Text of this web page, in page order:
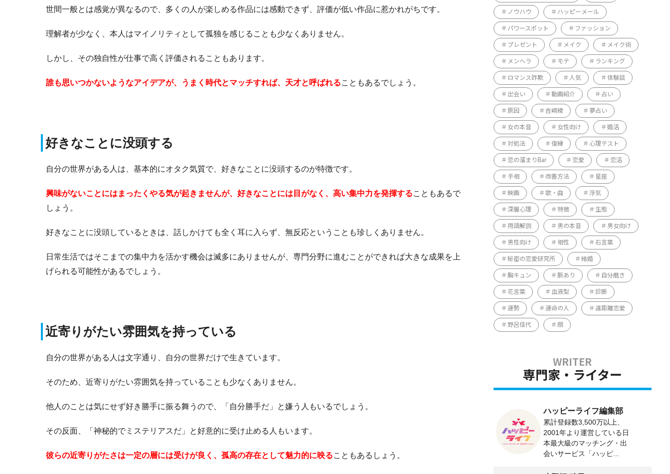
世間一般とは感覚が異なるので、多くの人が楽しめる作品には感動できず、評価が低い作品に惹かれがちです。
理解者が少なく、本人はマイノリティとして孤独を感じることも少なくありません。
しかし、その独自性が仕事で高く評価されることもあります。
誰も思いつかないようなアイデアが、うまく時代とマッチすれば、天才と呼ばれることもあるでしょう。
好きなことに没頭する
自分の世界がある人は、基本的にオタク気質で、好きなことに没頭するのが特徴です。
興味がないことにはまったくやる気が起きませんが、好きなことには目がなく、高い集中力を発揮することもあるで
しょう。
好きなことに没頭しているときは、話しかけても全く耳に入らず、無反応ということも珍しくありません。
日常生活ではそこまでの集中力を活かす機会は滅多にありませんが、専門分野に進むことができれば大きな成果を上
げられる可能性があるでしょう。
近寄りがたい雰囲気を持っている
自分の世界がある人は文字通り、自分の世界だけで生きています。
そのため、近寄りがたい雰囲気を持っていることも少なくありません。
他人のことは気にせず好き勝手に振る舞うので、「自分勝手だ」と嫌う人もいるでしょう。
その反面、「神秘的でミステリアスだ」と好意的に受け止める人もいます。
彼らの近寄りがたさは一定の層には受けが良く、孤高の存在として魅力的に映ることもあるしょう。
ノウハウ ハッピーメール
パワースポット ファッション
プレゼント メイク メイク術
メンヘラ モテ ランキング
ロマンス詐欺 人気 体験談
出会い 動画紹介 占い
原因 吉崎綾 夢占い
女の本音 女性向け 婚活
対処法 復縁 心理テスト
恋の溜まりBar 恋愛 恋活
手相 改善方法 星座
映画 歌・曲 浮気
深層心理 特徴 生態
用語解説 男の本音 男女向け
男性向け 相性 石言葉
秘密の恋愛研究所 結婚
胸キュン 脈あり 自分磨き
花言葉 血液型 診断
運勢 運命の人 遠距離恋愛
野呂佳代 顔
専門家・ライター
ハッピーライフ編集部
累計登録数3,500万以上、
2001年より運営している日
本最大級のマッチング・出
会いサービス「ハッピ...